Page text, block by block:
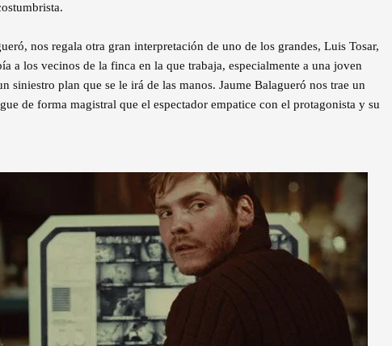
nos regala otra gran interpretación de uno de los grandes, Luis Tosar,
a los vecinos de la finca en la que trabaja, especialmente a una joven
siniestro plan que se le irá de las manos. Jaume Balagueró nos trae un
de forma magistral que el espectador empatice con el protagonista y su